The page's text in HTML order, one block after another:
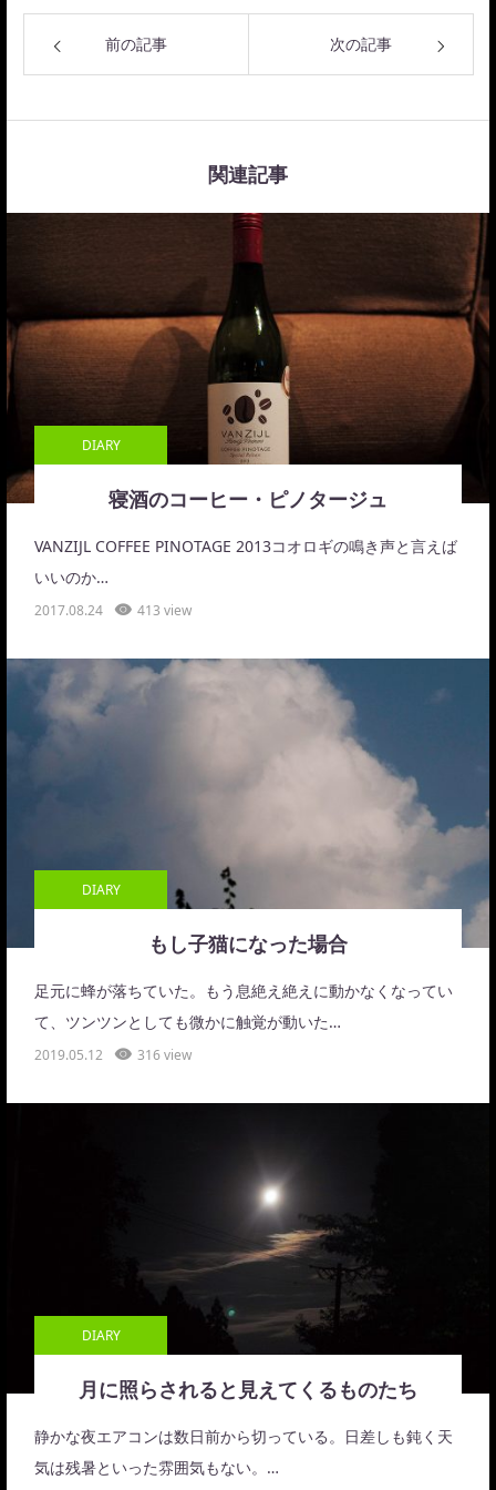
前の記事 次の記事
関連記事
DIARY
寝酒のコーヒー・ピノタージュ
VANZIJL COFFEE PINOTAGE 2013コオロギの鳴き声と言えば
いいのか…
2017.08.24 413 view
DIARY
もし子猫になった場合
足元に蜂が落ちていた。もう息絶え絶えに動かなくなってい
て、ツンツンとしても微かに触覚が動いた…
2019.05.12 316 view
DIARY
月に照らされると見えてくるものたち
静かな夜エアコンは数日前から切っている。日差しも鈍く天
気は残暑といった雰囲気もない。…